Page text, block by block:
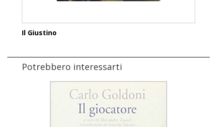
Il Giustino
Potrebbero interessarti